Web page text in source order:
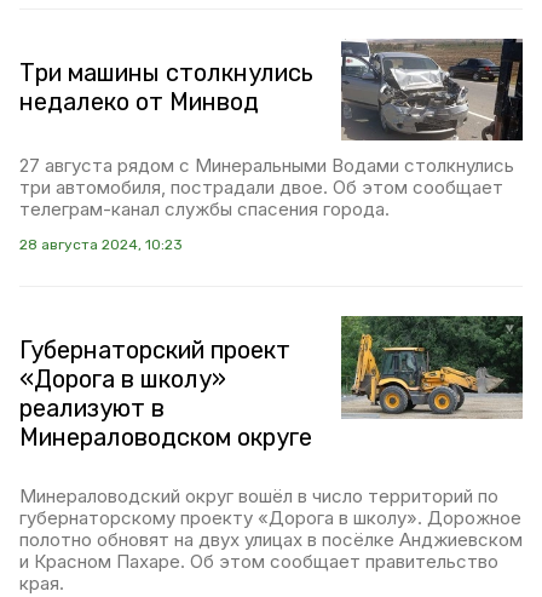
Три машины столкнулись
недалеко от Минвод
27 августа рядом с Минеральными Водами столкнулись
три автомобиля, пострадали двое. Об этом сообщает
телеграм-канал службы спасения города.
28 августа 2024, 10:23
Губернаторский проект
«Дорога в школу»
реализуют в
Минераловодском округе
Минераловодский округ вошёл в число территорий по
губернаторскому проекту «Дорога в школу». Дорожное
полотно обновят на двух улицах в посёлке Анджиевском
и Красном Пахаре. Об этом сообщает правительство
края.